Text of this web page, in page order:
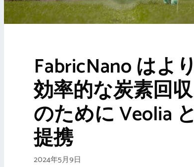
FabricNano はより
効率的な炭素回収
のために Veolia と
提携
2024年5月9日